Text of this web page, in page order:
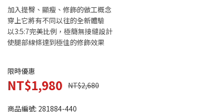
加入提臀、顯瘦、修飾的做工概念
穿上它將有不同以往的全新體驗
以3:5:7完美比例，極簡無接縫設計
使腿部線條達到極佳的修飾效果
限時優惠
NT$1,980 NT$2,680
商品編號: 281884-440